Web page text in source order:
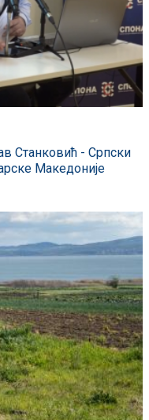
Станковић - Српски
Македоније